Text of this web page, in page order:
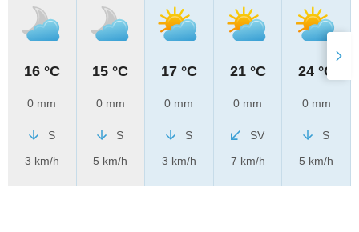
16 °C
0 mm
S
3 km/h
15 °C
0 mm
S
5 km/h
17 °C
0 mm
S
3 km/h
21 °C
0 mm
SV
7 km/h
24 °C
0 mm
S
5 km/h